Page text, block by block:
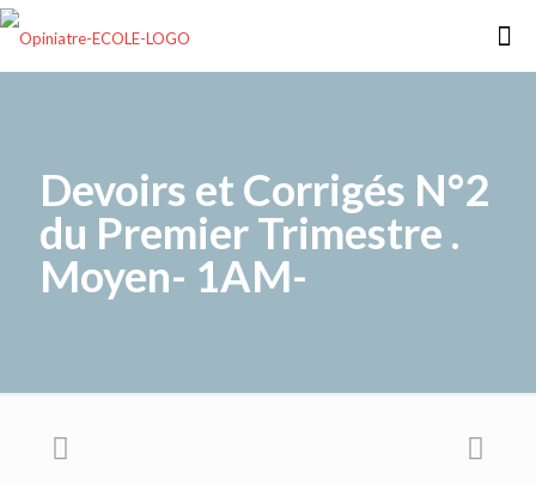
Devoirs et Corrigés N°2
du Premier Trimestre .
Moyen- 1AM-